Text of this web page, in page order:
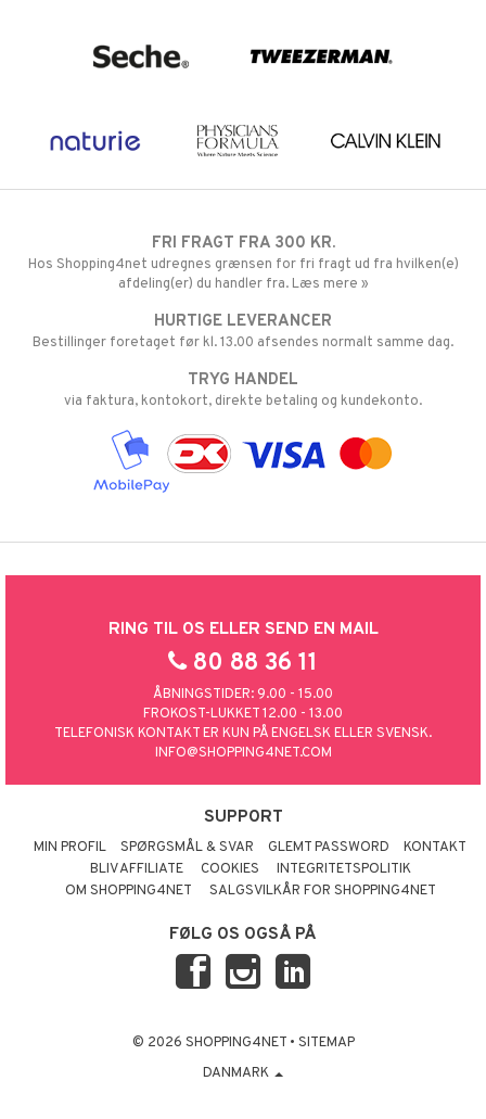
FRI FRAGT FRA 300 KR.
Hos Shopping4net udregnes grænsen for fri fragt ud fra hvilken(e)
afdeling(er) du handler fra. Læs mere »
HURTIGE LEVERANCER
Bestillinger foretaget før kl. 13.00 afsendes normalt samme dag.
TRYG HANDEL
via faktura, kontokort, direkte betaling og kundekonto.
RING TIL OS ELLER SEND EN MAIL
80 88 36 11
ÅBNINGSTIDER: 9.00 - 15.00
FROKOST-LUKKET 12.00 - 13.00
TELEFONISK KONTAKT ER KUN PÅ ENGELSK ELLER SVENSK.
INFO@SHOPPING4NET.COM
SUPPORT
MIN PROFIL SPØRGSMÅL & SVAR GLEMT PASSWORD
KONTAKT
BLIV AFFILIATE
COOKIES
INTEGRITETSPOLITIK
OM SHOPPING4NET
SALGSVILKÅR FOR SHOPPING4NET
FØLG OS OGSÅ PÅ
© 2026 SHOPPING4NET • SITEMAP
DANMARK